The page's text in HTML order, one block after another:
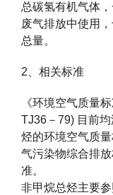
总碳氢有机气体
废气排放中使用
总量。
2、相关标准
《环境空气质量
TJ36－79) 目前
烃的环境空气质
气污染物综合排
准。
非甲烷总烃主要